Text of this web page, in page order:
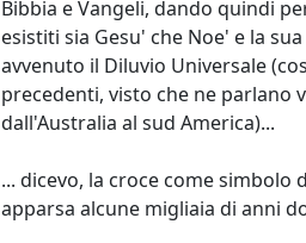
Bibbia e Vangeli, dando quindi
esistiti sia Gesu' che Noe' e la
avvenuto il Diluvio Universale
precedenti, visto che ne parlano
dall'Australia al sud America)...
... dicevo, la croce come simbolo
apparsa alcune migliaia di anni